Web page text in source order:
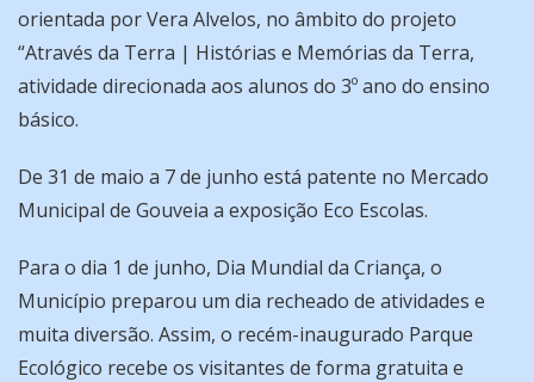
orientada por Vera Alvelos, no âmbito do projeto
“Através da Terra | Histórias e Memórias da Terra,
atividade direcionada aos alunos do 3º ano do ensino
básico.
De 31 de maio a 7 de junho está patente no Mercado
Municipal de Gouveia a exposição Eco Escolas.
Para o dia 1 de junho, Dia Mundial da Criança, o
Município preparou um dia recheado de atividades e
muita diversão. Assim, o recém-inaugurado Parque
Ecológico recebe os visitantes de forma gratuita e